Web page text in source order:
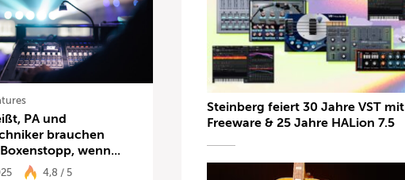
PA und
brauchen
wenn...
4,8 / 5
Steinberg feiert 30 Jahre VST mit
Freeware & 25 Jahre HALion 7.5